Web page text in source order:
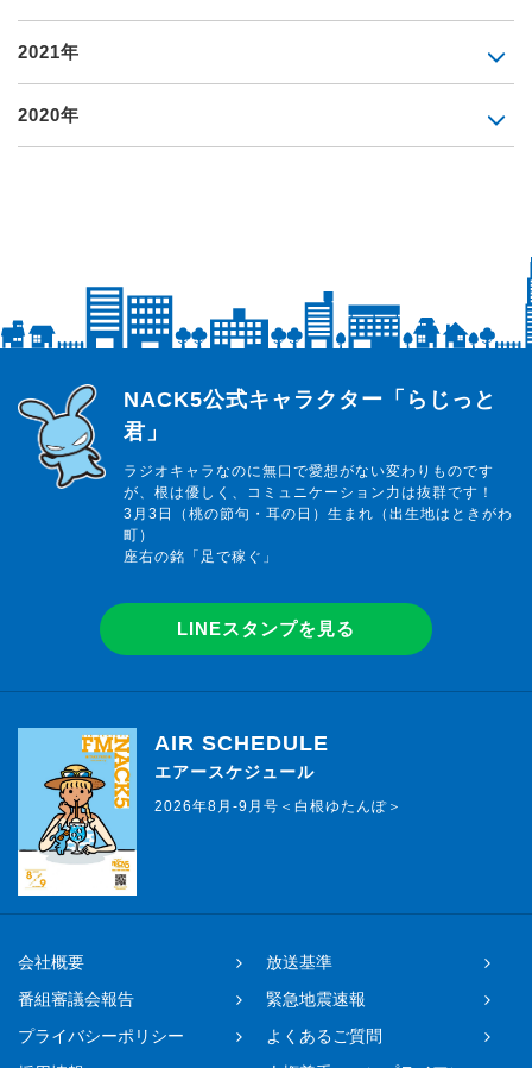
2021年
2020年
らじっと君
NACK5公式キャラクター「らじっと
君」
ラジオキャラなのに無口で愛想がない変わりものです
が、根は優しく、コミュニケーション力は抜群です！
3月3日（桃の節句・耳の日）生まれ（出生地はときがわ
町）
座右の銘「足で稼ぐ」
LINEスタンプを見る
AIR SCHEDULE
エアースケジュール
2026年8月-9月号＜白根ゆたんぽ＞
会社概要
放送基準
番組審議会報告
緊急地震速報
プライバシーポリシー
よくあるご質問